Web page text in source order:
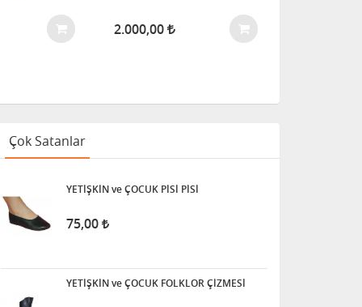
2.000,00
Çok Satanlar
YETİŞKİN ve ÇOCUK PİSİ PİSİ
75,00
YETİŞKİN ve ÇOCUK FOLKLOR ÇİZMESİ